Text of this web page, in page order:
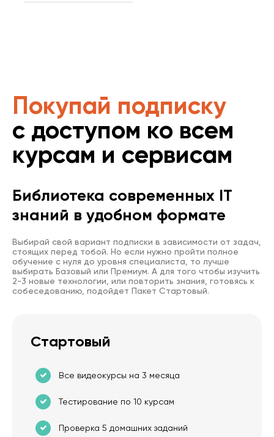
Покупай подписку
с доступом ко всем
курсам и сервисам
Библиотека современных IT
знаний в удобном формате
Выбирай свой вариант подписки в зависимости от задач,
стоящих перед тобой. Но если нужно пройти полное
обучение с нуля до уровня специалиста, то лучше
выбирать Базовый или Премиум. А для того чтобы изучить
2-3 новые технологии, или повторить знания, готовясь к
собеседованию, подойдет Пакет Стартовый.
Стартовый
Все видеокурсы на 3 месяца
Тестирование по 10 курсам
Проверка 5 домашних заданий